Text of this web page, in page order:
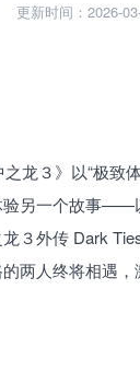
更新时间：2026-
龙３》以“极致
验另一个故事——
３外传 Dark
两人终将相遇